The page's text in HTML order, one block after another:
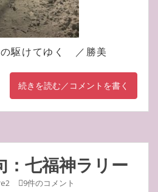
の駆けてゆく ／勝美
続きを読む／コメントを書く
：七福神ラリー
9件のコメント